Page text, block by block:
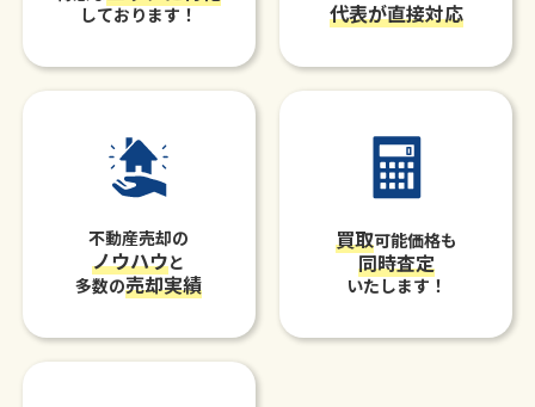
しております！ 代表が直接対応
不動産売却の
ノウハウと
多数の売却実績
買取可能価格も
同時査定
いたします！